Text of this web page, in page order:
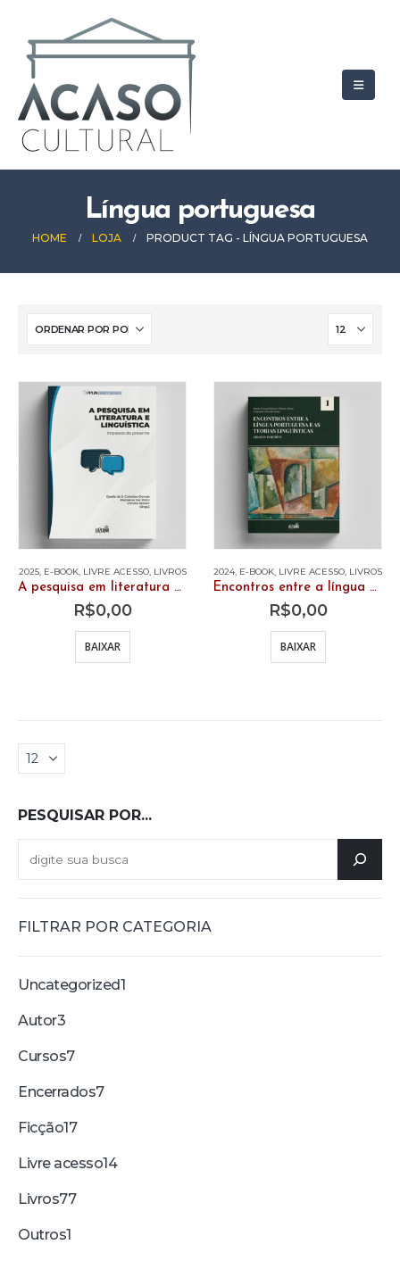
Língua portuguesa
HOME LOJA PRODUCT TAG - LÍNGUA PORTUGUESA
2025, E-BOOK, LIVRE ACESSO, LIVROS
A pesquisa em literatura e linguística: impasses do presente (e-book gratuito)
R$0,00
BAIXAR
2024, E-BOOK, LIVRE ACESSO, LIVROS
Encontros entre a língua portuguesa e as teorias linguísticas (e-book gratuito)
R$0,00
BAIXAR
PESQUISAR POR...
FILTRAR POR CATEGORIA
Uncategorized1
Autor3
Cursos7
Encerrados7
Ficção17
Livre acesso14
Livros77
Outros1